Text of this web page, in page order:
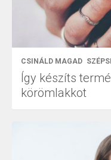
CSINÁLD MAGAD
Így készíts
körömlakkot